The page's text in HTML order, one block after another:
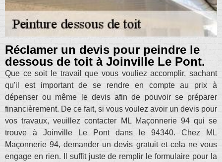
Réclamer un devis pour peindre le
dessous de toit à Joinville Le Pont.
Que ce soit le travail que vous vouliez accomplir, sachant
qu'il est important de se rendre en compte au prix à
dépenser ou même le devis afin de pouvoir se préparer
financièrement. De ce fait, si vous voulez avoir un devis pour
vos travaux, veuillez contacter ML Maçonnerie 94 qui se
trouve à Joinville Le Pont dans le 94340. Chez ML
Maçonnerie 94, demander un devis gratuit et cela ne vous
engage en rien. Il suffit juste de remplir le formulaire pour la